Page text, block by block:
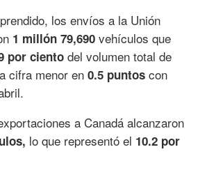
los envíos a la Unión
1 millón 79,690 vehículos que
por ciento del volumen total de
cifra menor en 0.5 puntos con
a Canadá alcanzaron
lo que representó el 10.2 por